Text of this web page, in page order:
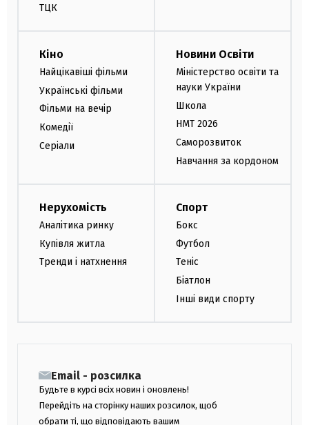
ТЦК
Кіно
Найцікавіші фільми
Українські фільми
Фільми на вечір
Комедії
Серіали
Новини Освіти
Міністерство освіти та
науки України
Школа
НМТ 2026
Саморозвиток
Навчання за кордоном
Нерухомість
Аналітика ринку
Купівля житла
Тренди і натхнення
Спорт
Бокс
Футбол
Теніс
Біатлон
Інші види спорту
Email - розсилка
Будьте в курсі всіх новин і оновлень!
Перейдіть на сторінку наших розсилок, щоб
обрати ті, що відповідають вашим